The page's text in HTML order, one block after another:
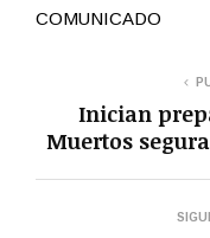
COMUNICADO
Inician
Muertos